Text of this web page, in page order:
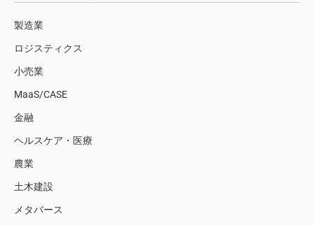
製造業
ロジスティクス
小売業
MaaS/CASE
金融
ヘルスケア・医療
農業
土木建設
メタバース